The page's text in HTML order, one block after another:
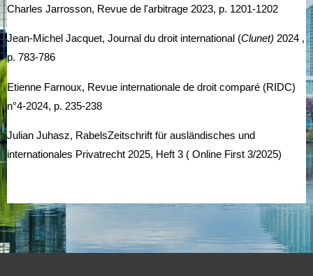
Charles Jarrosson, Revue de l'arbitrage 2023, p. 1201-1202
Jean-Michel Jacquet, Journal du droit international (Clunet) 2024 ,
p. 783-786
Etienne Farnoux, Revue internationale de droit comparé (RIDC)
n°4-2024, p. 235-238
Julian Juhasz, RabelsZeitschrift für ausländisches und
internationales Privatrecht 2025, Heft 3 ( Online First 3/2025)